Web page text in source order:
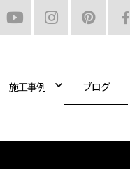
施工事例 ブログ